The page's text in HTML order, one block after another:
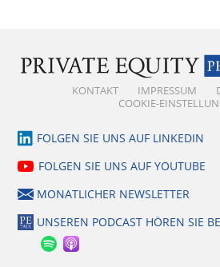
KONTAKT IMPRESSUM
COOKIE-
FOLGEN SIE UNS AUF LINKEDIN
FOLGEN SIE UNS AUF YOUTUBE
MONATLICHER NEWSLETTER
UNSEREN PODCAST HÖREN SIE